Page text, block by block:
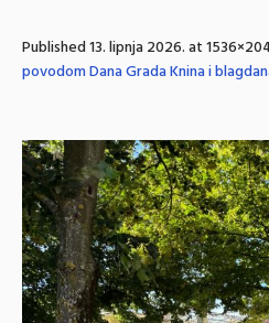
Published13. lipnja 2026.at
povodom Dana Grada Knina i